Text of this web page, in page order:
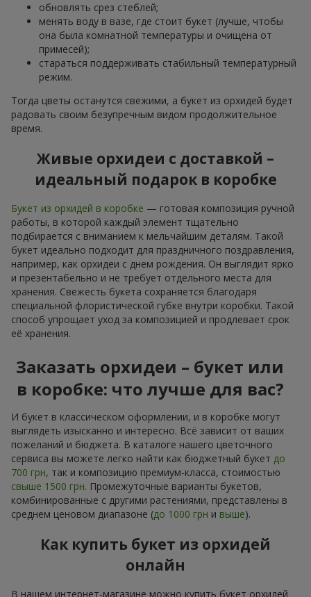
обновлять срез стеблей;
менять воду в вазе, где стоит букет (лучше, чтобы
она была комнатной температуры и очищена от
примесей);
стараться поддерживать стабильный температурный
режим.
Тогда цветы останутся свежими, а букет из орхидей будет
радовать своим безупречным видом продолжительное
время.
Живые орхидеи с доставкой –
идеальный подарок в коробке
Букет из орхидей в коробке — готовая композиция ручной
работы, в которой каждый элемент тщательно
подбирается с вниманием к мельчайшим деталям. Такой
букет идеально подходит для праздничного поздравления,
например, как орхидеи с днем рождения. Он выглядит ярко
и презентабельно и не требует отдельного места для
хранения. Свежесть букета сохраняется благодаря
специальной флористической губке внутри коробки. Такой
способ упрощает уход за композицией и продлевает срок
её хранения.
Заказать орхидеи – букет или
в коробке: что лучше для вас?
И букет в классическом оформлении, и в коробке могут
выглядеть изысканно и интересно. Всё зависит от ваших
пожеланий и бюджета. В каталоге нашего цветочного
сервиса вы можете легко найти как бюджетный букет до
700 грн, так и композицию премиум-класса, стоимостью
свыше 1500 грн. Промежуточные варианты букетов,
комбинированные с другими растениями, представлены в
среднем ценовом диапазоне (до 1000 грн и выше).
Как купить букет из орхидей
онлайн
В нашем интернет-магазине можно купить букет орхидей